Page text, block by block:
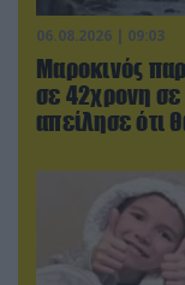
06.08.2026 | 09:03
Μαροκινός
σε 42χρονη σε
απείλησε ότι